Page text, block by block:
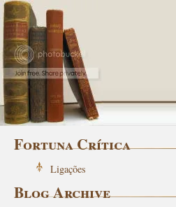
Fortuna Crítica
Ligações
Blog Archive